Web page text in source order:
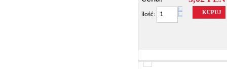
ilość: KUPUJ